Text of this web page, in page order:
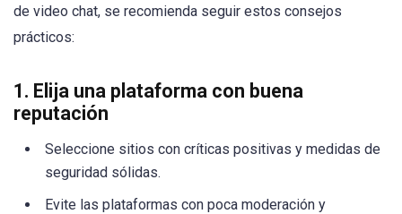
de video chat, se recomienda seguir estos consejos
prácticos:
1. Elija una plataforma con buena
reputación
Seleccione sitios con críticas positivas y medidas de
seguridad sólidas.
Evite las plataformas con poca moderación y